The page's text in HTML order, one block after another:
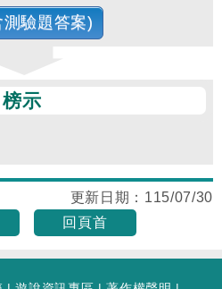
驗題答案)
榜示
更新日期： 115/07/30
回頁首